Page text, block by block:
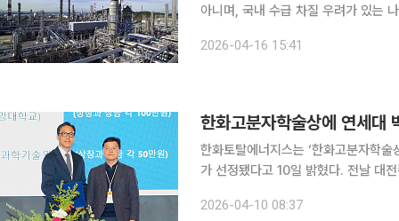
아니며, 국내 수급 차질 우려가 있는
통지했다. 미국-이란 전쟁 여파로 나
2026-04-16 15:41
한화고분자학술상에 연세대
한화토탈에너지스는 ‘한화고분자학
가 선정됐다고 10일 밝혔다. 전날 대전컨벤션센터에서 열린 ‘한국고분자학회 2026년도 춘계총회
수여됐다. 박 교수는 자기조립
2026-04-10 08:37